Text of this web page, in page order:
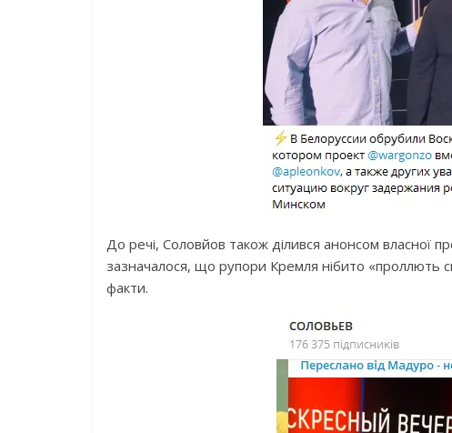
До речі, Соловйов також ділився анонсом власної
зазначалося, що рупори Кремля нібито «проллють
факти.